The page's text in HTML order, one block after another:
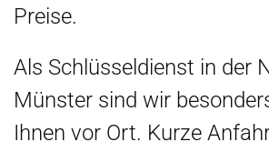
Preise.
Als Schlüsseldienst in der
Münster sind wir
Ihnen vor Ort. Kurze